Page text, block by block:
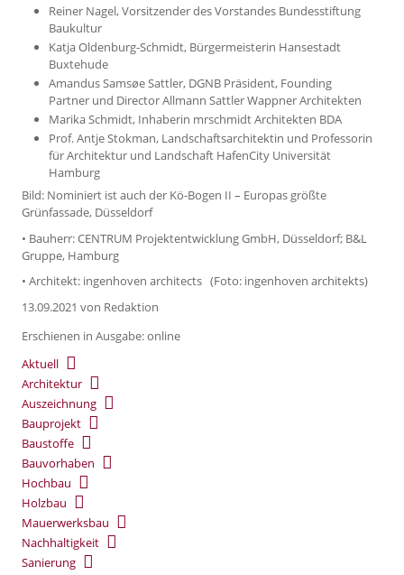
Reiner Nagel, Vorsitzender des Vorstandes Bundesstiftung
Baukultur
Katja Oldenburg-Schmidt, Bürgermeisterin Hansestadt
Buxtehude
Amandus Samsøe Sattler, DGNB Präsident, Founding
Partner und Director Allmann Sattler Wappner Architekten
Marika Schmidt, Inhaberin mrschmidt Architekten BDA
Prof. Antje Stokman, Landschaftsarchitektin und Professorin
für Architektur und Landschaft HafenCity Universität
Hamburg
Bild: Nominiert ist auch der Kö-Bogen II – Europas größte
Grünfassade, Düsseldorf
• Bauherr: CENTRUM Projektentwicklung GmbH, Düsseldorf; B&L
Gruppe, Hamburg
• Architekt: ingenhoven architects (Foto: ingenhoven architekts)
13.09.2021 von Redaktion
Erschienen in Ausgabe: online
Aktuell
Architektur
Auszeichnung
Bauprojekt
Baustoffe
Bauvorhaben
Hochbau
Holzbau
Mauerwerksbau
Nachhaltigkeit
Sanierung